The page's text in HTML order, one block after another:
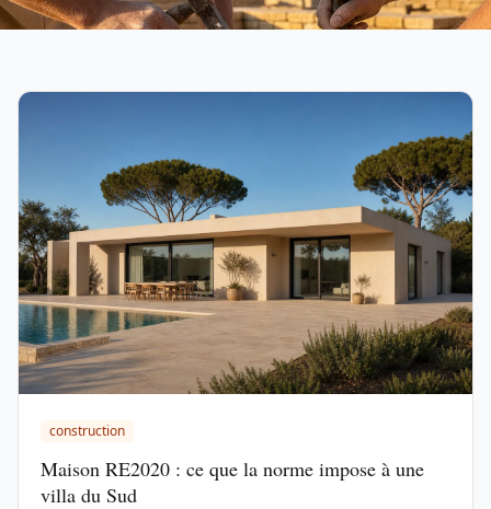
construction
Maison RE2020 : ce que la norme impose à une
villa du Sud